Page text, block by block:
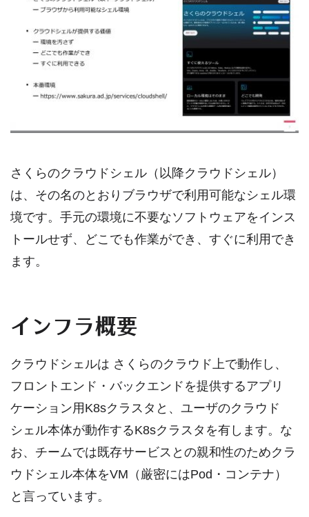
さくらのクラウドシェル（以降クラウドシェル）
は、その名のとおりブラウザで利用可能なシェル環
境です。手元の環境に不要なソフトウェアをインス
トールせず、どこでも作業ができ、すぐに利用でき
ます。
インフラ概要
クラウドシェルは さくらのクラウド上で動作し、
フロントエンド・バックエンドを提供するアプリ
ケーション用K8sクラスタと、ユーザのクラウド
シェル本体が動作するK8sクラスタを有します。な
お、チームでは既存サービスとの親和性のためクラ
ウドシェル本体をVM（厳密にはPod・コンテナ）
と言っています。